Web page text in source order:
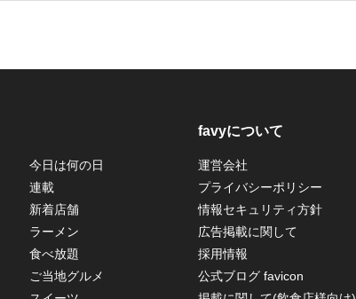
今日は何の日
連載
新着店舗
ラーメン
食べ放題
ご当地グルメ
favyについて
運営会社
プライバシーポリシー
情報セキュリティ方針
広告掲載に関して
採用情報
公式ブログ favicon